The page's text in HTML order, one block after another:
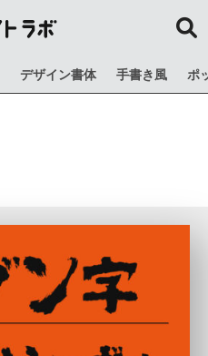
デザイン書体 手書き風 ポ